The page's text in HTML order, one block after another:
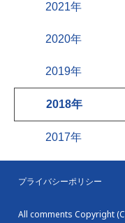
2021年
2020年
2019年
2018年
2017年
プライバシーポリシー
All comments Copyright